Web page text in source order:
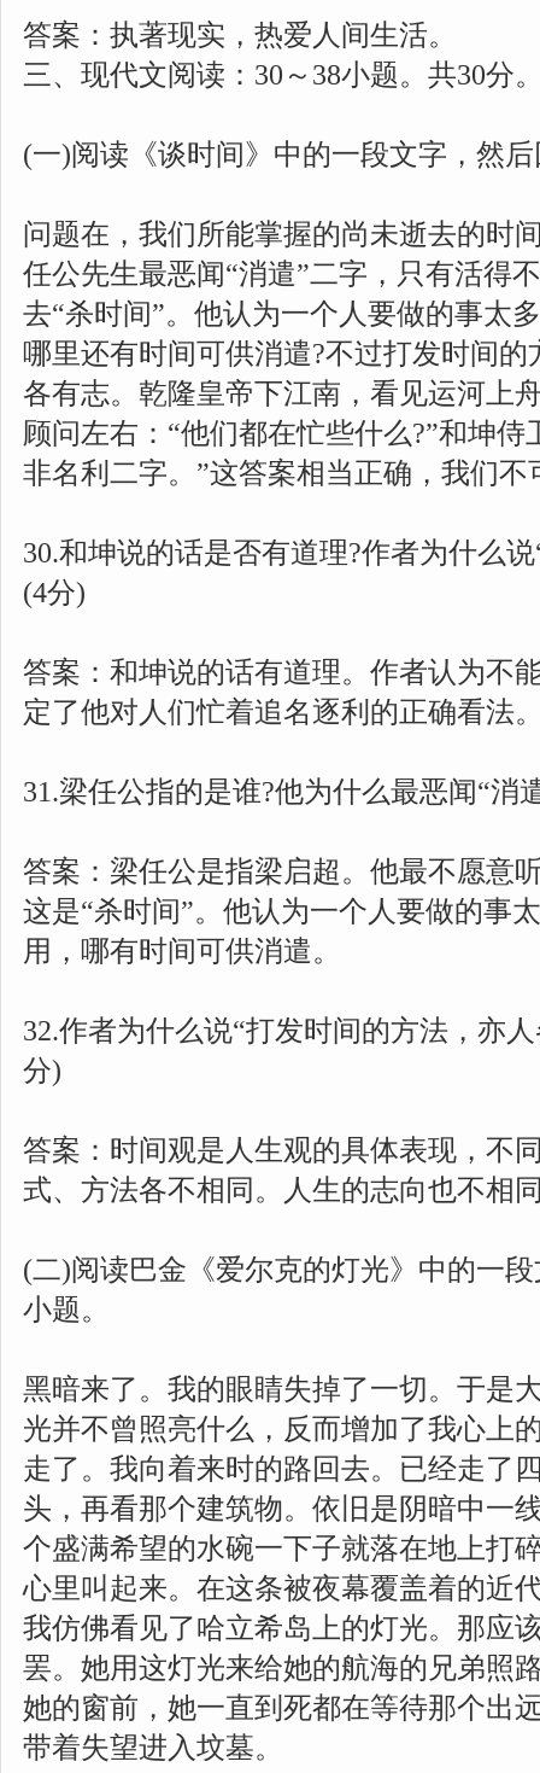
答案：执著现实，热爱人间生活。
三、现代文阅读：30～38小题。共30分
(一)阅读《谈时间》中的一段文字，然
问题在，我们所能掌握的尚未逝去的时
任公先生最恶闻“消遣”二字，只有活得
去“杀时间”。他认为一个人要做的事太
哪里还有时间可供消遣?不过打发时间
各有志。乾隆皇帝下江南，看见运河上
顾问左右：“他们都在忙些什么?”和坤侍
非名利二字。”这答案相当正确，我们不
30.和坤说的话是否有道理?作者为什么
(4分)
答案：和坤说的话有道理。作者认为不
定了他对人们忙着追名逐利的正确看法
31.梁任公指的是谁?他为什么最恶闻“消
答案：梁任公是指梁启超。他最不愿意
这是“杀时间”。他认为一个人要做的事
用，哪有时间可供消遣。
32.作者为什么说“打发时间的方法，亦
分)
答案：时间观是人生观的具体表现，不
式、方法各不相同。人生的志向也不相
(二)阅读巴金《爱尔克的灯光》中的一
小题。
黑暗来了。我的眼睛失掉了一切。于是
光并不曾照亮什么，反而增加了我心上
走了。我向着来时的路回去。已经走了
头，再看那个建筑物。依旧是阴暗中一
个盛满希望的水碗一下子就落在地上打
心里叫起来。在这条被夜幕覆盖着的近
我仿佛看见了哈立希岛上的灯光。那应
罢。她用这灯光来给她的航海的兄弟照
她的窗前，她一直到死都在等待那个出
带着失望进入坟墓。